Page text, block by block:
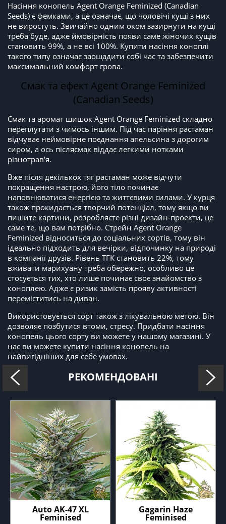
Насіння конопель Agent Orange Feminized (Canadian
Seeds) є фемками, а це означає, що чоловічі кущі з них
не виростуть. Звичайно одним оком зазирнути на кущі
треба буде, адже ймовірність появи саме жіночих кущів
становить 99%, а не всі 100%. Купити насіння коноплі
такого типу означає заощадити собі час та забезпечити
максимальний комфорт грова.
Смак та ефект Agent Orange Feminized
(Canadian Seeds)
Смак та аромат шишок Agent Orange Feminized складно
переплутати з чимось іншим. Під час паріння растаман
відчуває неймовірне поєднання апельсина з дорогим
сиром, а ось післясмак віддає легкими нотками
різнотрав'я.
Вже після декількох тяг растаман може відчути
покращення настрою, його тіло починає
наповнюватися енергією та життєвими силами. У курця
також прокидається творчий потенціал, тому якщо ви
пишите картини, розробляєте різні дизайн-проекти, це
саме те, що вам потрібно. Стрейн Agent Orange
Feminized відноситься до соціальних сортів, тому він
ідеально підходить для вечірки, відпочинку на природі
в компанії друзів. Рівень ТГК становить 22%, тому
вживати марихуану треба обережно, особливо це
стосується тих, хто лише починає своє знайомство з
коноплею. Адже є ризик замість прояву активності
переміститись на диван.
Використовується сорт також з лікувальною метою. Він
дозволяє позбутися втоми, стресу. Придбати насіння
конопель цього сорту ви можете у нашому магазині. У
нас ви можете купити насіння конопель на
найвигідніших для себе умовах.
РЕКОМЕНДОВАНІ
Auto AK-47 XL
Feminised
Gagarin Haze
Feminised